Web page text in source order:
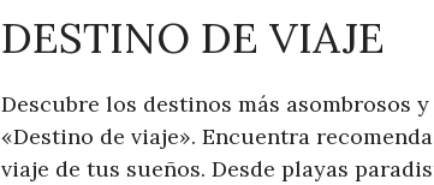
DESTINO DE VIAJE
Descubre los destinos más asombrosos
«Destino de viaje». Encuentra
viaje de tus sueños. Desde playas